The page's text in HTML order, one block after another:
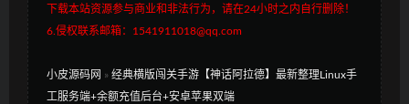
下载本站资源参与商业和非法行为，请在24小时之内自行删除！
6.侵权联系邮箱：1541911018@qq.com
小皮源码网 » 经典横版闯关手游【神话阿拉德】最新整理Linux手
工服务端+余额充值后台+安卓苹果双端